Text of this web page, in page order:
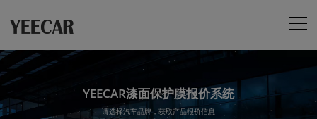
YEECAR漆面保护膜报价系统
请选择汽车品牌，获取产品报价信息